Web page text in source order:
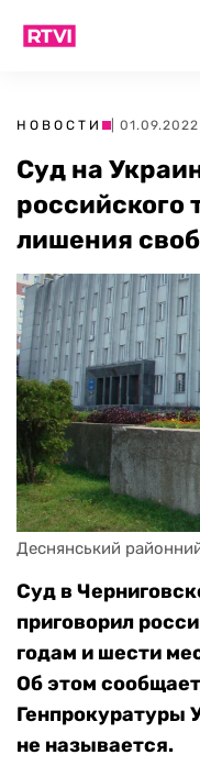
НОВОСТИ |
Суд на
российского
лишения
Деснянський
Суд в
приговорил
годам и шести
Об этом
Генпрокуратуры
не называется.